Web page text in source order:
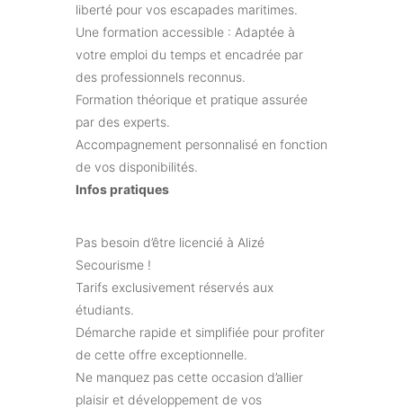
liberté pour vos escapades maritimes.
Une formation accessible : Adaptée à
votre emploi du temps et encadrée par
des professionnels reconnus.
Formation théorique et pratique assurée
par des experts.
Accompagnement personnalisé en fonction
de vos disponibilités.
Infos pratiques
Pas besoin d’être licencié à Alizé
Secourisme !
Tarifs exclusivement réservés aux
étudiants.
Démarche rapide et simplifiée pour profiter
de cette offre exceptionnelle.
Ne manquez pas cette occasion d’allier
plaisir et développement de vos